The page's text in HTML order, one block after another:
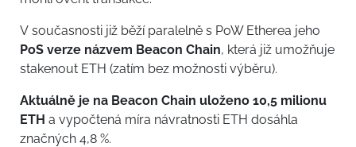
V současnosti již běží paralelně s PoW Etherea jeho
PoS verze názvem Beacon Chain, která již umožňuje
stakenout ETH (zatím bez možnosti výběru).
Aktuálně je na Beacon Chain uloženo 10,5 milionu
ETH a vypočtená míra návratnosti ETH dosáhla
značných 4,8 %.